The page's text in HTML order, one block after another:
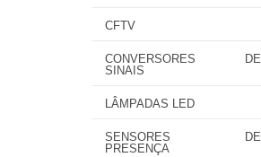
CFTV
CONVERSORES DE
SINAIS
LÂMPADAS LED
SENSORES DE
PRESENÇA